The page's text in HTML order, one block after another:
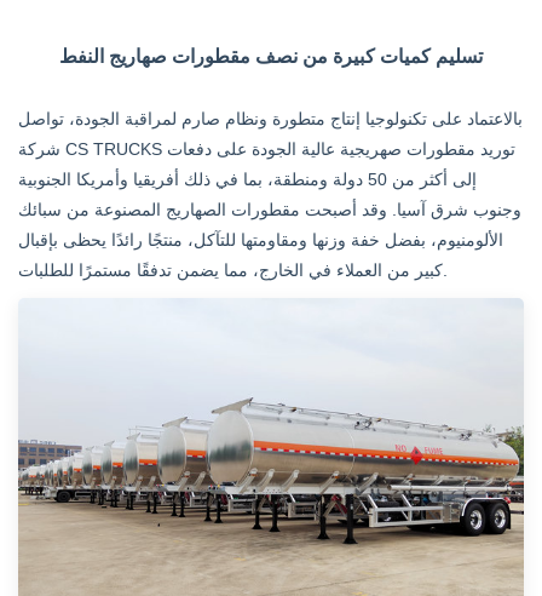
تسليم كميات كبيرة من نصف مقطورات صهاريج النفط
بالاعتماد على تكنولوجيا إنتاج متطورة ونظام صارم لمراقبة الجودة، تواصل
شركة CS TRUCKS توريد مقطورات صهريجية عالية الجودة على دفعات
إلى أكثر من 50 دولة ومنطقة، بما في ذلك أفريقيا وأمريكا الجنوبية
وجنوب شرق آسيا. وقد أصبحت مقطورات الصهاريج المصنوعة من سبائك
الألومنيوم، بفضل خفة وزنها ومقاومتها للتآكل، منتجًا رائدًا يحظى بإقبال